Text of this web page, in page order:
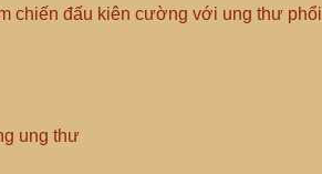
chiến đấu kiên cường với ung thư phổi
ung thư